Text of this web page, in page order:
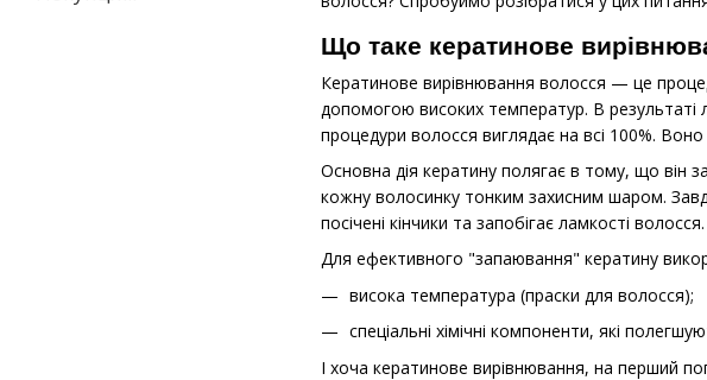
Що таке кератинове
Кератинове вирівнювання волосся — це
допомогою високих температур. В
процедури волосся виглядає на всі 100%. Воно
Основна дія кератину полягає в тому, що він
кожну волосинку тонким захисним шаром.
посічені кінчики та запобігає ламкості волосся.
Для ефективного "запаювання" кератину
висока температура (праски для волосся);
спеціальні хімічні компоненти, які
І хоча кератинове вирівнювання, на перший